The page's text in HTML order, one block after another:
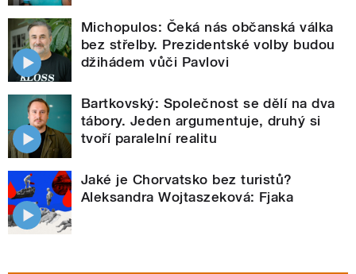
Michopulos: Čeká nás občanská válka
bez střelby. Prezidentské volby budou
džihádem vůči Pavlovi
Bartkovský: Společnost se dělí na dva
tábory. Jeden argumentuje, druhý si
tvoří paralelní realitu
Jaké je Chorvatsko bez turistů?
Aleksandra Wojtaszeková: Fjaka